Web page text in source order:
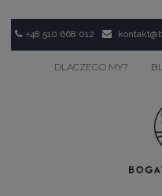
+48 510 668 012
DLACZEGO MY?